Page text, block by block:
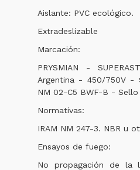
Aislante: PVC ecológico.
Extradeslizable
Marcación:
PRYSMIAN -
Argentina - 450/750V -
NM 02-C5 BWF-B - Sello
Normativas:
IRAM NM 247-3. NBR u
Ensayos de fuego:
No propagación de la